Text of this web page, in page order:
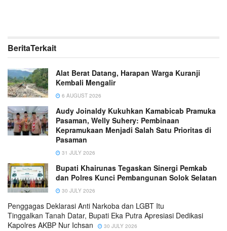
BeritaTerkait
Alat Berat Datang, Harapan Warga Kuranji
Kembali Mengalir
6 AUGUST 2026
Audy Joinaldy Kukuhkan Kamabicab Pramuka
Pasaman, Welly Suhery: Pembinaan
Kepramukaan Menjadi Salah Satu Prioritas di
Pasaman
31 JULY 2026
Bupati Khairunas Tegaskan Sinergi Pemkab
dan Polres Kunci Pembangunan Solok Selatan
30 JULY 2026
Penggagas Deklarasi Anti Narkoba dan LGBT Itu
Tinggalkan Tanah Datar, Bupati Eka Putra Apresiasi Dedikasi
Kapolres AKBP Nur Ichsan
30 JULY 2026